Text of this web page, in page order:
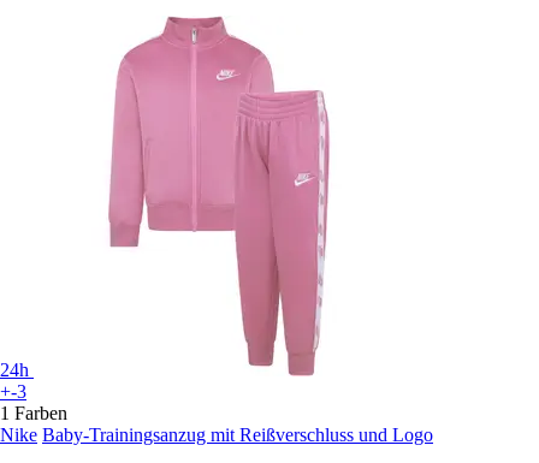
24h
+-3
1 Farben
Nike Baby-Trainingsanzug mit Reißverschluss und Logo